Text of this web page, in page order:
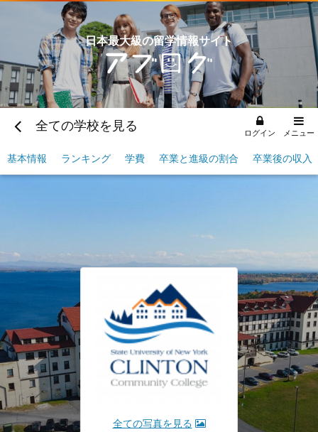
日本最大級の留学情報サイト
全ての学校を見る ログイン メニュー
基本情報 ランキング 学費 卒業と進級の割合 卒業後の収入
全ての写真を見る